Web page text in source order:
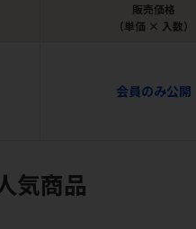
販売価格
（単価 × 入数）
会員のみ公開
気商品